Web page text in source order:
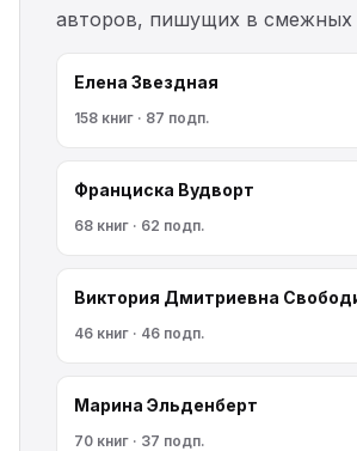
авторов, пишущих в смежных
Елена Звездная
158 книг · 87 подп.
Франциска Вудворт
68 книг · 62 подп.
Виктория Дмитриевна
46 книг · 46 подп.
Марина Эльденберт
70 книг · 37 подп.